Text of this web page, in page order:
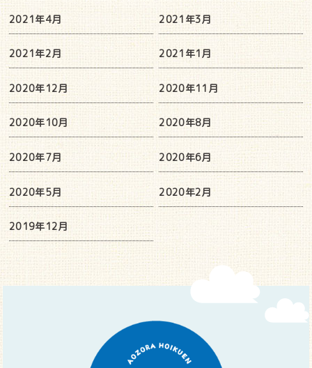
2021年4月 2021年3月
2021年2月 2021年1月
2020年12月 2020年11月
2020年10月 2020年8月
2020年7月 2020年6月
2020年5月 2020年2月
2019年12月